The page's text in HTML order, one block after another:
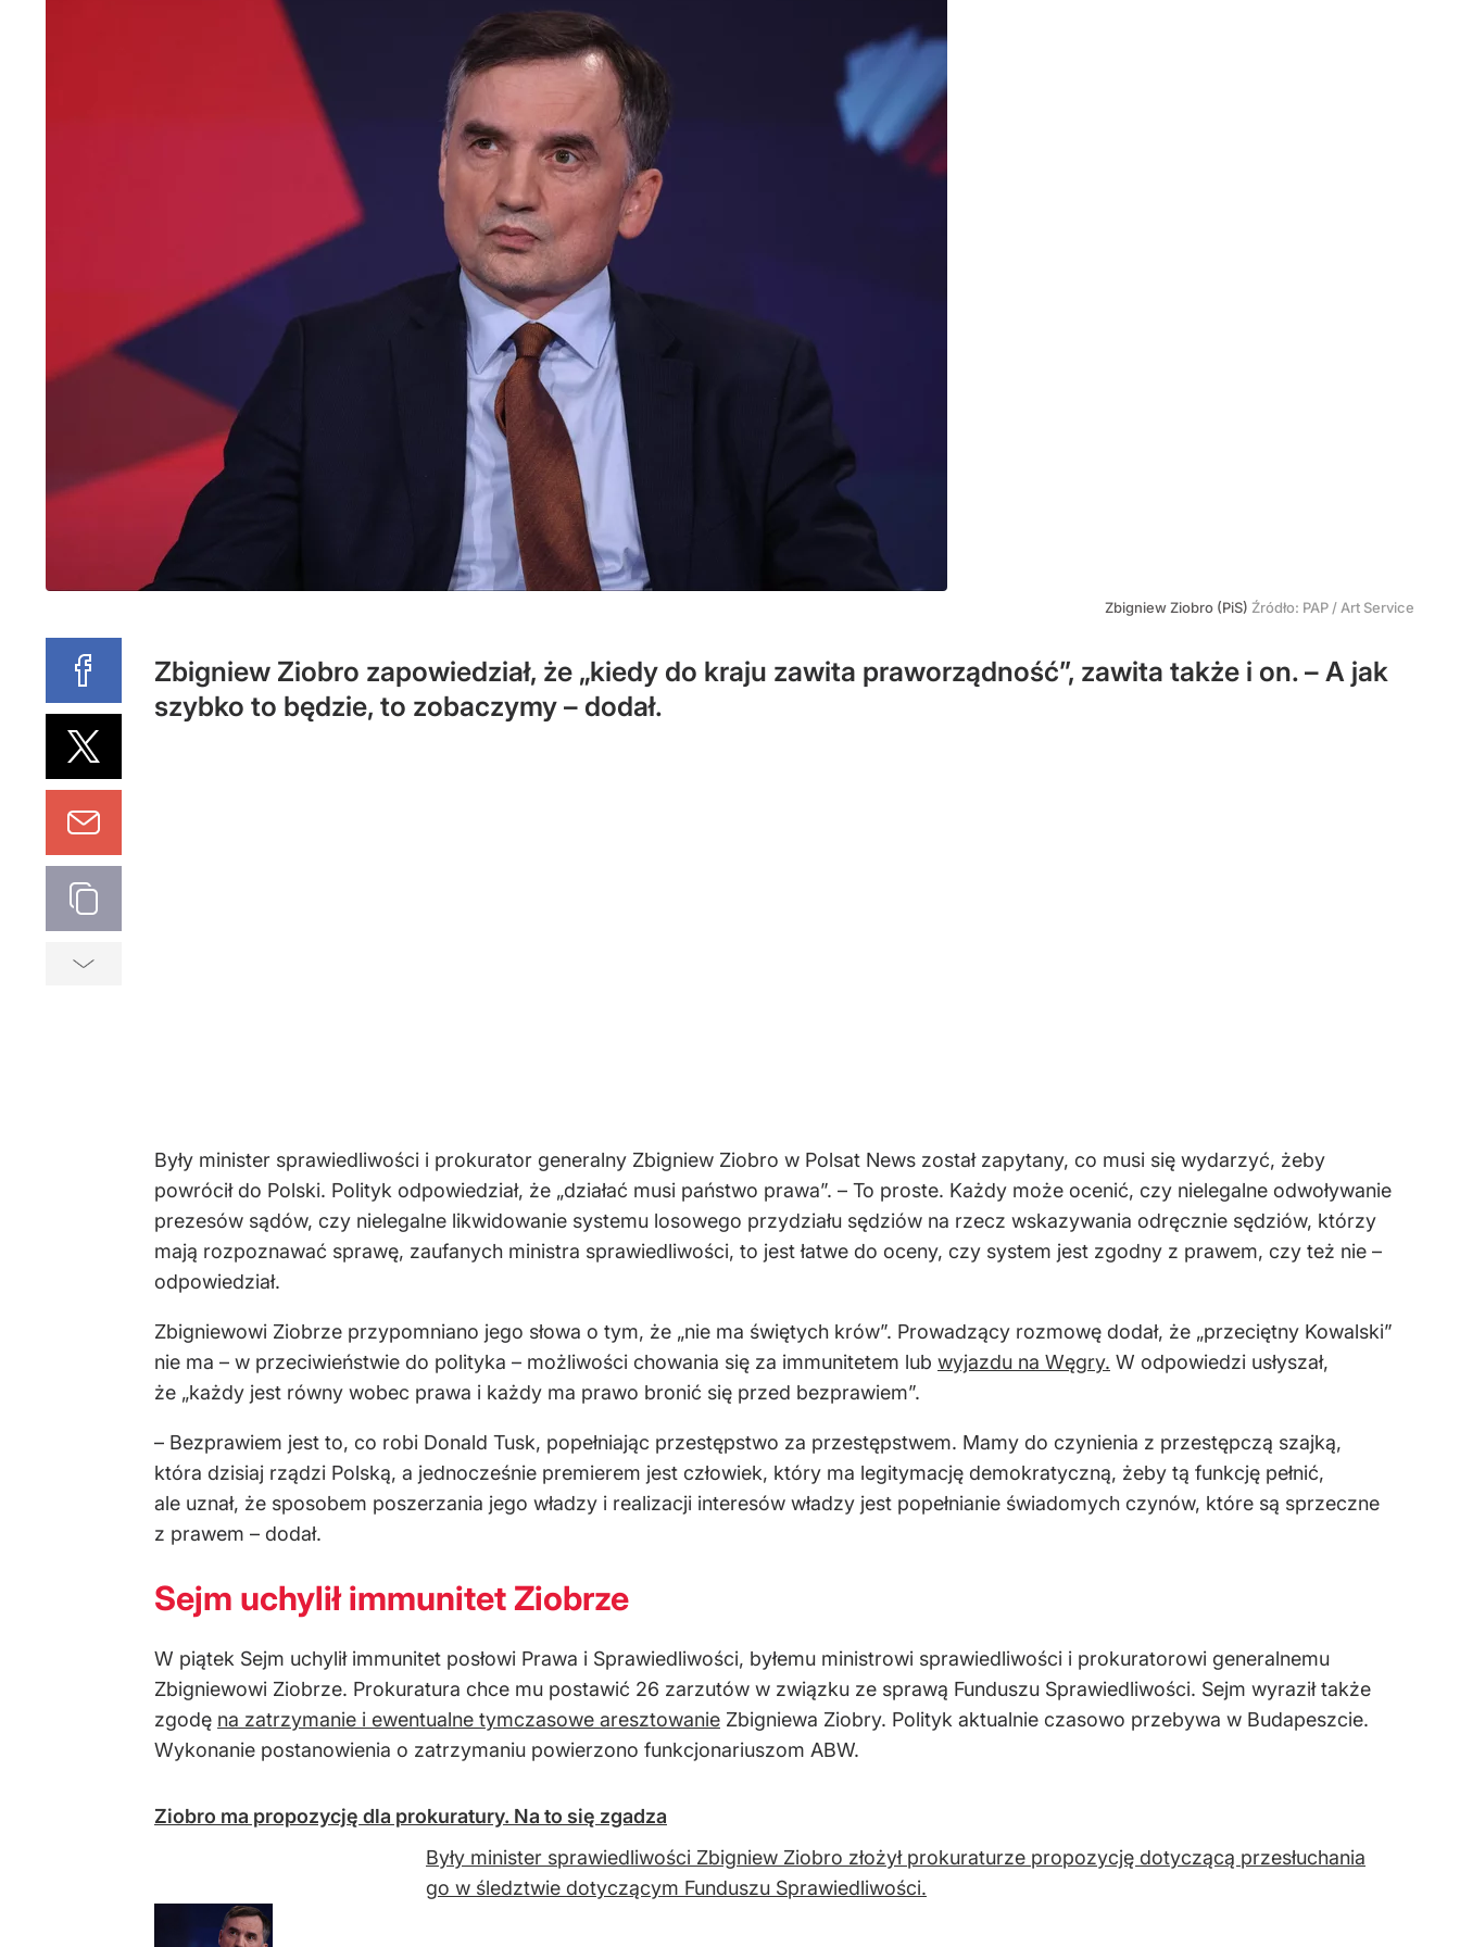
Zbigniew Ziobro (PiS) Źródło: PAP / Art Service
Zbigniew Ziobro zapowiedział, że „kiedy do kraju zawita praworządność”, zawita także i on. – A jak
szybko to będzie, to zobaczymy – dodał.
Były minister sprawiedliwości i prokurator generalny Zbigniew Ziobro w Polsat News został zapytany, co musi się wydarzyć, żeby
powrócił do Polski. Polityk odpowiedział, że „działać musi państwo prawa”. – To proste. Każdy może ocenić, czy nielegalne odwoływanie
prezesów sądów, czy nielegalne likwidowanie systemu losowego przydziału sędziów na rzecz wskazywania odręcznie sędziów, którzy
mają rozpoznawać sprawę, zaufanych ministra sprawiedliwości, to jest łatwe do oceny, czy system jest zgodny z prawem, czy też nie –
odpowiedział.
Zbigniewowi Ziobrze przypomniano jego słowa o tym, że „nie ma świętych krów”. Prowadzący rozmowę dodał, że „przeciętny Kowalski”
nie ma – w przeciwieństwie do polityka – możliwości chowania się za immunitetem lub wyjazdu na Węgry. W odpowiedzi usłyszał,
że „każdy jest równy wobec prawa i każdy ma prawo bronić się przed bezprawiem”.
– Bezprawiem jest to, co robi Donald Tusk, popełniając przestępstwo za przestępstwem. Mamy do czynienia z przestępczą szajką,
która dzisiaj rządzi Polską, a jednocześnie premierem jest człowiek, który ma legitymację demokratyczną, żeby tą funkcję pełnić,
ale uznał, że sposobem poszerzania jego władzy i realizacji interesów władzy jest popełnianie świadomych czynów, które są sprzeczne
z prawem – dodał.
Sejm uchylił immunitet Ziobrze
W piątek Sejm uchylił immunitet posłowi Prawa i Sprawiedliwości, byłemu ministrowi sprawiedliwości i prokuratorowi generalnemu
Zbigniewowi Ziobrze. Prokuratura chce mu postawić 26 zarzutów w związku ze sprawą Funduszu Sprawiedliwości. Sejm wyraził także
zgodę na zatrzymanie i ewentualne tymczasowe aresztowanie Zbigniewa Ziobry. Polityk aktualnie czasowo przebywa w Budapeszcie.
Wykonanie postanowienia o zatrzymaniu powierzono funkcjonariuszom ABW.
Ziobro ma propozycję dla prokuratury. Na to się zgadza
Były minister sprawiedliwości Zbigniew Ziobro złożył prokuraturze propozycję dotyczącą przesłuchania
go w śledztwie dotyczącym Funduszu Sprawiedliwości.